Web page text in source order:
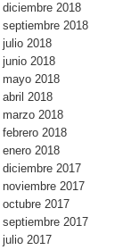
diciembre 2018
septiembre 2018
julio 2018
junio 2018
mayo 2018
abril 2018
marzo 2018
febrero 2018
enero 2018
diciembre 2017
noviembre 2017
octubre 2017
septiembre 2017
julio 2017